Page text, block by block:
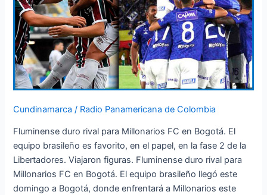
Cundinamarca / Radio Panamericana de Colombia
Fluminense duro rival para Millonarios FC en Bogotá. El
equipo brasileño es favorito, en el papel, en la fase 2 de la
Libertadores. Viajaron figuras. Fluminense duro rival para
Millonarios FC en Bogotá. El equipo brasileño llegó este
domingo a Bogotá, donde enfrentará a Millonarios este